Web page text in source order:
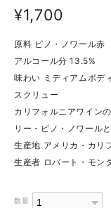
¥1,700
原料 ピノ・ノワール赤
アルコール分 13.5%
味わい ミディアムボデ
スクリュー
カリフォルニアワイン
リー・ピノ・ノワール
生産地 アメリカ・カリ
生産者 ロバート・モン
数量